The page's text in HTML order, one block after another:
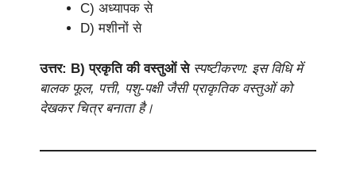
C) अध्यापक से
D) मशीनों से
उत्तर: B) प्रकृति की वस्तुओं से स्पष्टीकरण: इस विधि में
बालक फूल, पत्ती, पशु-पक्षी जैसी प्राकृतिक वस्तुओं को
देखकर चित्र बनाता है।